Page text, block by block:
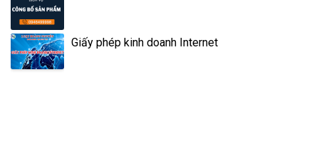
Giấy phép kinh doanh Internet